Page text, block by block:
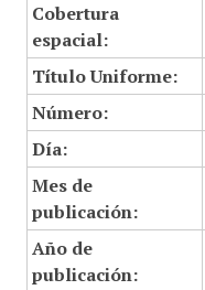
Cobertura
espacial:
Título Uniforme:
Número:
Día:
Mes de
publicación:
Año de
publicación: